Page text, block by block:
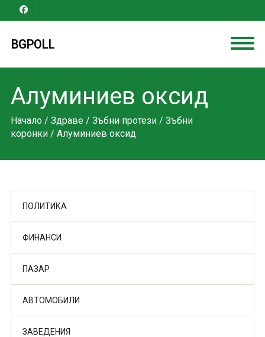
BGPOLL
Алуминиев оксид
Начало/ Здраве/ Зъбни протези/ Зъбни
коронки/ Алуминиев оксид
ПОЛИТИКА
ФИНАНСИ
ПАЗАР
АВТОМОБИЛИ
ЗАВЕДЕНИЯ